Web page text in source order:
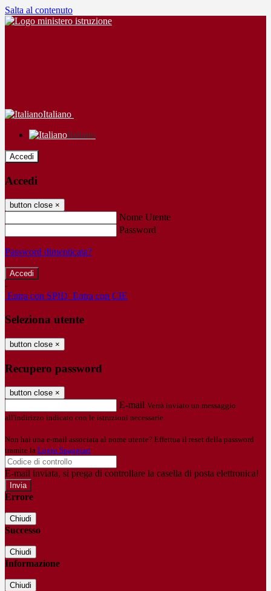
Salta al contenuto
Italiano
Italiano
Accedi
Accedi
button close ×
Nome Utente
Password
Password dimenticata?
-
Entra con SPID Entra con CIE
Seleziona utente
button close ×
Recupero password
button close ×
E-mail Verrà inviato un messaggio
all'indirizzo indicato con le istruzioni necessarie.
Non hai una e-mail associata al nome utente? Effettua il reset della password
tramite la Login Spaggiari
E-mail inviata, si prega di controllare la casella di posta elettronica!
Errore
Chiudi
Successo
Chiudi
Informazione
Chiudi